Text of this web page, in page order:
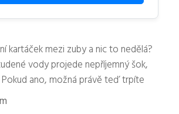
kartáček mezi zuby a nic to nedělá?
vody projede nepříjemný šok,
ano, možná právě teď trpíte